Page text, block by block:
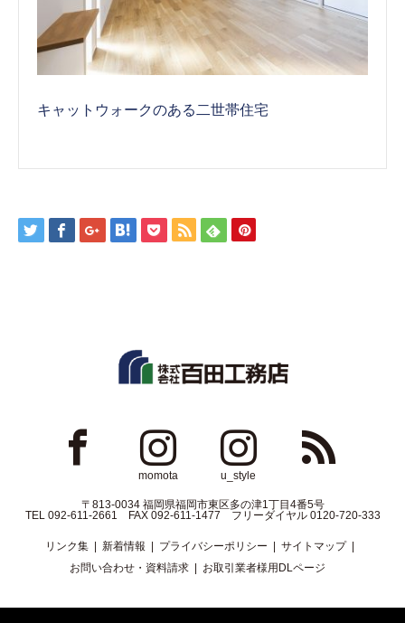
キャットウォークのある二世帯住宅
Instagram
momota
Instagram
u_style
RSS
〒813-0034 福岡県福岡市東区多の津1丁目4番5号
TEL 092-611-2661 FAX 092-611-1477 フリーダイヤル 0120-720-333
リンク集 新着情報 プライバシーポリシー
サイトマップ
お問い合わせ・資料請求
お取引業者様用DLページ